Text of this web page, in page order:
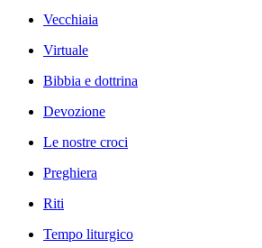
Vecchiaia
Virtuale
Bibbia e dottrina
Devozione
Le nostre croci
Preghiera
Riti
Tempo liturgico